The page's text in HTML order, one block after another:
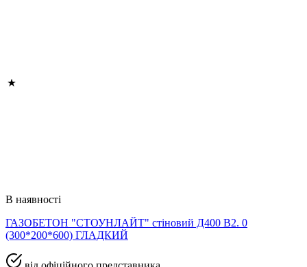
В наявності
ГАЗОБЕТОН "СТОУНЛАЙТ" стіновий Д400 В2. 0
(300*200*600) ГЛАДКИЙ